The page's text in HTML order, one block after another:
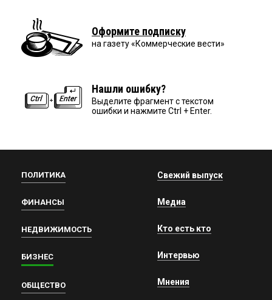
Оформите подписку
на газету «Коммерческие вести»
Нашли ошибку?
Выделите фрагмент с текстом
ошибки и нажмите Ctrl + Enter.
ПОЛИТИКА
ФИНАНСЫ
НЕДВИЖИМОСТЬ
БИЗНЕС
ОБЩЕСТВО
Свежий выпуск
Медиа
Кто есть кто
Интервью
Мнения